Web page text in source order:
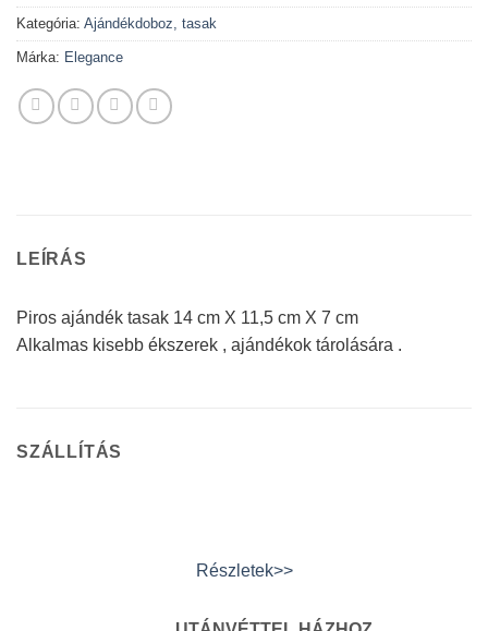
Kategória: Ajándékdoboz, tasak
Márka: Elegance
LEÍRÁS
Piros ajándék tasak 14 cm X 11,5 cm X 7 cm
Alkalmas kisebb ékszerek , ajándékok tárolására .
SZÁLLÍTÁS
Részletek>>